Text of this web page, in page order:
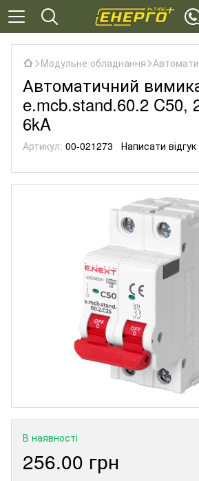
Модульне обладнання
Автоматичний
e.mcb.stand.60.2 C50,
6kA
Артикул: 00-021273 Написати відгук
В наявності
256.00 грн